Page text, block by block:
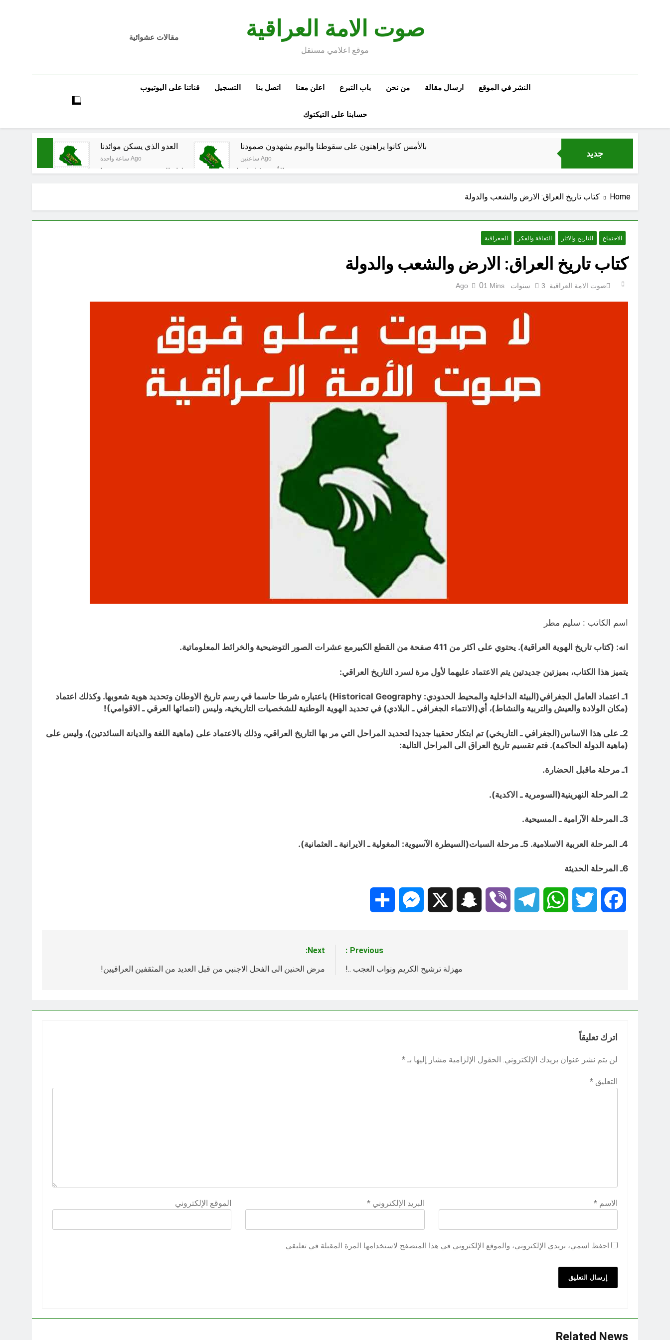
صوت الامة العراقية
موقع اعلامي مستقل
مقالات عشوائية
النشر في الموقع ارسال مقالة من نحن باب التبرع اعلن معنا اتصل بنا التسجيل قناتنا على اليوتيوب
حسابنا على التيكتوك
جديد
العدو الذي يسكن موائدنا
ساعة واحدة Ago
بالأمس كانوا يراهنون على سقوطنا واليوم يشهدون صمودنا
ساعتين Ago
بالأمس كانوا يراهنون على سقوطنا واليوم يشهدون صمودنا
مشاة الأربعين 1977 والبعث المجرم (ح 6) (وويل لهم مما يكسبون) خطب صلاة الجمعة (ح 25) (البصيرة: القرآن والعترة)
أفكار لعدم تكرار الفرار
Home كتاب تاريخ العراق: الارض والشعب والدولة
الاجتماع التاريخ والاثار الثقافة والفكر الجغرافية
كتاب تاريخ العراق: الارض والشعب والدولة
صوت الامة العراقية 3 سنوات Ago 01 Mins
اسم الكاتب : سليم مطر
انه: (كتاب تاريخ الهوية العراقية). يحتوي على اكثر من 411 صفحة من القطع الكبيرمع عشرات الصور التوضيحية والخرائط المعلوماتية.
يتميز هذا الكتاب، بميزتين جديدتين يتم الاعتماد عليهما لأول مرة لسرد التاريخ العراقي:
1ـ اعتماد العامل الجغرافي(البيئة الداخلية والمحيط الحدودي: Historical Geography) باعتباره شرطا حاسما في رسم تاريخ الاوطان وتحديد هوية شعوبها. وكذلك اعتماد
(مكان الولادة والعيش والتربية والنشاط)، أي(الانتماء الجغرافي ـ البلادي) في تحديد الهوية الوطنية للشخصيات التاريخية، وليس (انتمائها العرقي ـ الاقوامي)!
2ـ على هذا الاساس(الجغرافي ـ التاريخي) تم ابتكار تحقيبا جديدا لتحديد المراحل التي مر بها التاريخ العراقي، وذلك بالاعتماد على (ماهية اللغة والديانة السائدتين)، وليس على
(ماهية الدولة الحاكمة). فتم تقسيم تاريخ العراق الى المراحل التالية:
1ـ مرحلة ماقبل الحضارة.
2ـ المرحلة النهرينية(السومرية ـ الاكدية).
3ـ المرحلة الآرامية ـ المسيحية.
4ـ المرحلة العربية الاسلامية. 5ـ مرحلة السبات(السيطرة الآسيوية: المغولية ـ الايرانية ـ العثمانية).
6ـ المرحلة الحديثة
Facebook
Twitter
WhatsApp
Telegram
Viber
Snapchat
Messenger
Previous:
مهزلة ترشيح الكريم ونواب العجب ..!
Next:
مرض الحنين الى الفحل الاجنبي من قبل العديد من المثقفين العراقيين!
اترك تعليقاً
لن يتم نشر عنوان بريدك الإلكتروني. الحقول الإلزامية مشار إليها بـ *
التعليق *
الاسم * البريد الإلكتروني* الموقع الإلكتروني
احفظ اسمي، بريدي الإلكتروني، والموقع الإلكتروني في هذا المتصفح لاستخدامها المرة المقبلة في تعليقي.
Related News